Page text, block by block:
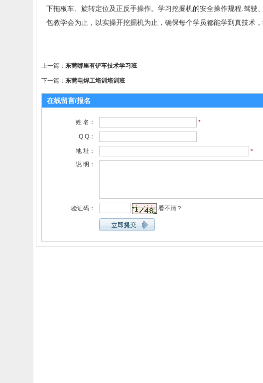
下拖板车、旋转定位及正反手操作。学习挖掘机的安全操作规程.驾驶
包教学会为止，以实操开挖掘机为止，确保每个学员都能学到真技术
上一篇： 东莞哪里有铲车技术学习班
下一篇： 东莞电焊工培训培训班
在线留言/报名
姓 名： *
Q Q：
地 址：
*
说 明：
验证码： 看不清？